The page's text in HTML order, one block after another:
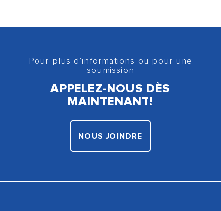
Pour plus d’informations ou pour une
soumission
APPELEZ-NOUS DÈS
MAINTENANT!
NOUS JOINDRE